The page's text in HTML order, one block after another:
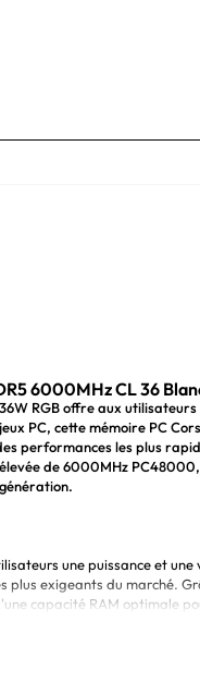
6000MHz CL 36
RGB offre aux
PC, cette mémoire PC
performances les plus
de 6000MHz
une puissance et
plus exigeants du marché.
capacité RAM optimale